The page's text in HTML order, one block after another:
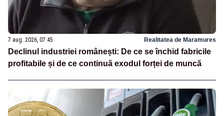
7 aug. 2026, 07:45 Realitatea de Maramures
Declinul industriei românești: De ce se închid fabricile
profitabile și de ce continuă exodul forței de muncă